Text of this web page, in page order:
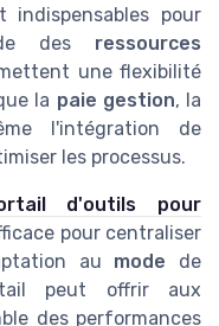
indispensables pour
des ressources
une flexibilité
la paie gestion, la
l'intégration de
les processus.
d'outils pour
pour centraliser
au mode de
peut offrir aux
des performances